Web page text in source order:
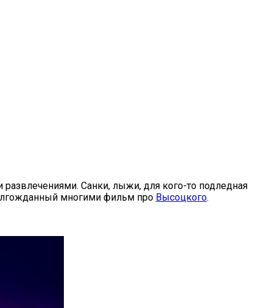
Санки, лыжи, для кого-то подледная
многими фильм про Высоцкого.